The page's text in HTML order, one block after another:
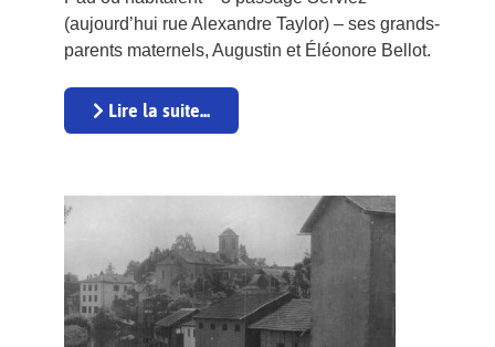
(aujourd’hui rue Alexandre Taylor) – ses grands-
parents maternels, Augustin et Éléonore Bellot.
Lire la suite...